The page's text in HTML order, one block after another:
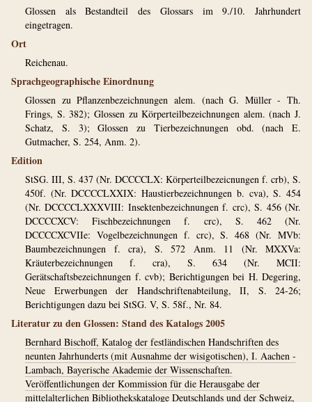
Glossen als Bestandteil des Glossars im 9./10. Jahrhundert
eingetragen.
Ort
Reichenau.
Sprachgeographische Einordnung
Glossen zu Pflanzenbezeichnungen alem. (nach G. Müller - Th.
Frings, S. 382); Glossen zu Körperteilbezeichnungen alem. (nach J.
Schatz, S. 3); Glossen zu Tierbezeichnungen obd. (nach E.
Gutmacher, S. 254, Anm. 2).
Edition
StSG. III, S. 437 (Nr. DCCCCLX: Körperteilbezeicnungen f. crb), S.
450f. (Nr. DCCCCLXXIX: Haustierbezeichnungen b. cva), S. 454
(Nr. DCCCCLXXXVIII: Insektenbezeichnungen f. crc), S. 456 (Nr.
DCCCCXCV: Fischbezeichnungen f. crc), S. 462 (Nr.
DCCCCXCVIIe: Vogelbezeichnungen f. crc), S. 468 (Nr. MVb:
Baumbezeichnungen f. cra), S. 572 Anm. 11 (Nr. MXXVa:
Kräuterbezeichnungen f. cra), S. 634 (Nr. MCII:
Gerätschaftsbezeichnungen f. cvb); Berichtigungen bei H. Degering,
Neue Erwerbungen der Handschriftenabteilung, II, S. 24-26;
Berichtigungen dazu bei StSG. V, S. 58f., Nr. 84.
Literatur zu den Glossen: Stand des Katalogs 2005
Bernhard Bischoff, Katalog der festländischen Handschriften des
neunten Jahrhunderts (mit Ausnahme der wisigotischen), I. Aachen -
Lambach, Bayerische Akademie der Wissenschaften.
Veröffentlichungen der Kommission für die Herausgabe der
mittelalterlichen Bibliothekskataloge Deutschlands und der Schweiz,